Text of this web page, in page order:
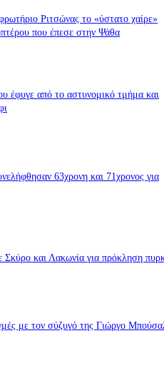
Ριτσώνας το «ύστατο χαίρε»
που έπεσε στην Ψάθα
έφυγε από το αστυνομικό τμήμα και
63χρονη και 71χρονος για
και Λακωνία για πρόκληση
με τον σύζυγό της Γιώργο